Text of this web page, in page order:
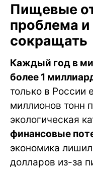
Пищевые
проблема
сокращать
Каждый год в
более 1
только в России
миллионов тонн
экологическая
финансовые
экономика
долларов из-за